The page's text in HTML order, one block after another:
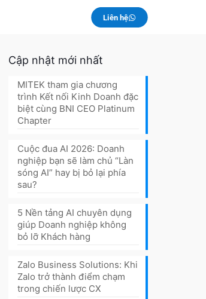
Liên hệ
Cập nhật mới nhất
MITEK tham gia chương
trình Kết nối Kinh Doanh đặc
biệt cùng BNI CEO Platinum
Chapter
Cuộc đua AI 2026: Doanh
nghiệp bạn sẽ làm chủ “Làn
sóng AI” hay bị bỏ lại phía
sau?
5 Nền tảng AI chuyên dụng
giúp Doanh nghiệp không
bỏ lỡ Khách hàng
Zalo Business Solutions: Khi
Zalo trở thành điểm chạm
trong chiến lược CX